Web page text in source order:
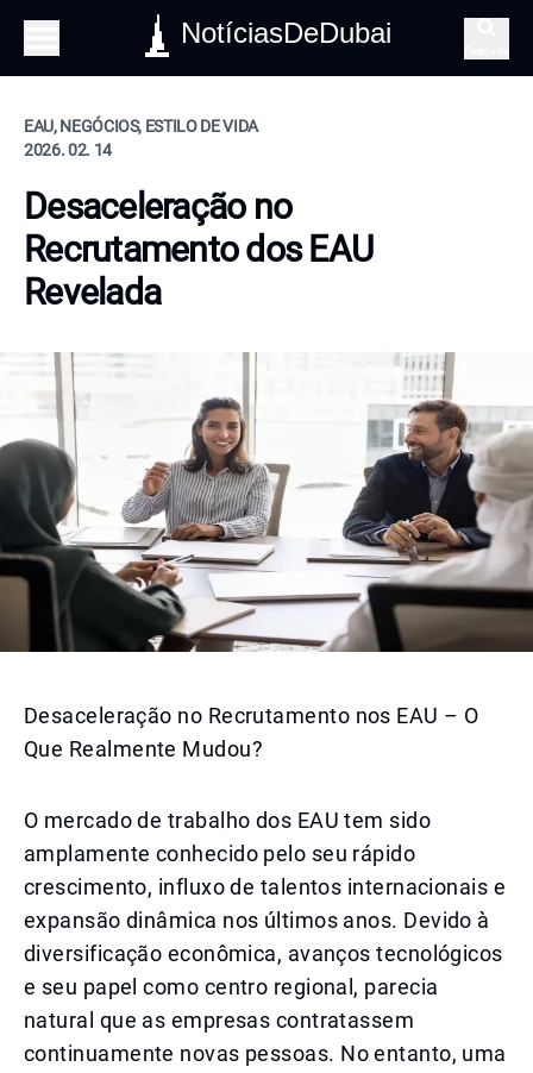
NotíciasDeDubai
EAU, NEGÓCIOS, ESTILO DE VIDA
2026. 02. 14
Desaceleração no
Recrutamento dos EAU
Revelada
Desaceleração no Recrutamento nos EAU – O
Que Realmente Mudou?
O mercado de trabalho dos EAU tem sido
amplamente conhecido pelo seu rápido
crescimento, influxo de talentos internacionais e
expansão dinâmica nos últimos anos. Devido à
diversificação econômica, avanços tecnológicos
e seu papel como centro regional, parecia
natural que as empresas contratassem
continuamente novas pessoas. No entanto, uma